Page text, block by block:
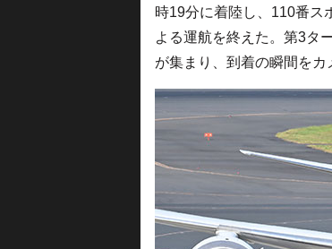
時19分に着陸し、110番ス
よる運航を終えた。第3タ
が集まり、到着の瞬間をカ